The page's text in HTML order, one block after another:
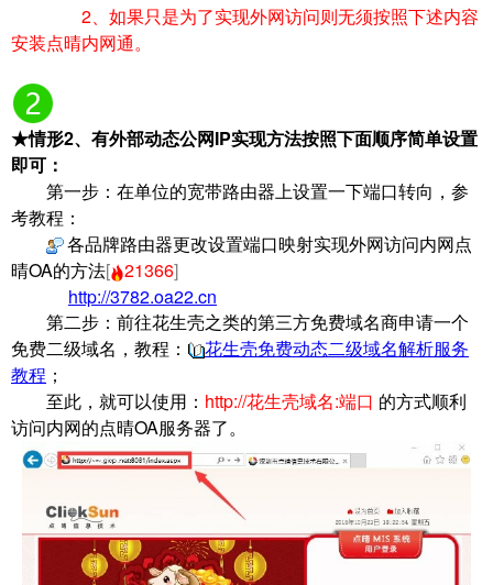
2、如果只是为了实现外网访问则无须按照下述内容
安装点晴内网通。
★情形2、有外部动态公网IP实现方法按照下面顺序简单设置
即可：
第一步：在单位的宽带路由器上设置一下端口转向，参
考教程：
各品牌路由器更改设置端口映射实现外网访问内网点
晴OA的方法[ 21366]
http://3782.oa22.cn
第二步：前往花生壳之类的第三方免费域名商申请一个
免费二级域名，教程：
花生壳免费动态二级域名解析服务
教程 ；
至此，就可以使用： http://花生壳域名:端口 的方式顺利
访问内网的点晴OA服务器了。